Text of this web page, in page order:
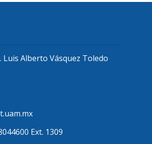
Luis Alberto Vásquez Toledo
Ext. 1309